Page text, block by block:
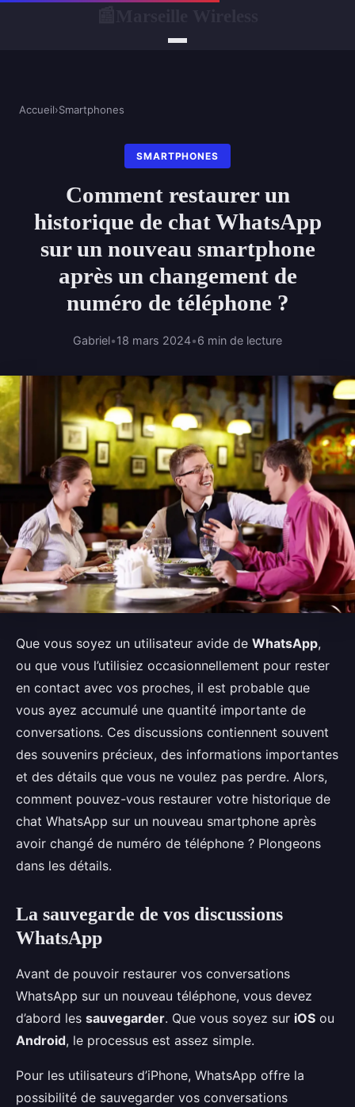
Accueil›Smartphones
SMARTPHONES
Comment restaurer un
historique de chat WhatsApp
sur un nouveau smartphone
après un changement de
numéro de téléphone ?
Gabriel•18 mars 2024•6 min de lecture
Que vous soyez un utilisateur avide de WhatsApp,
ou que vous l’utilisiez occasionnellement pour rester
en contact avec vos proches, il est probable que
vous ayez accumulé une quantité importante de
conversations. Ces discussions contiennent souvent
des souvenirs précieux, des informations importantes
et des détails que vous ne voulez pas perdre. Alors,
comment pouvez-vous restaurer votre historique de
chat WhatsApp sur un nouveau smartphone après
avoir changé de numéro de téléphone ? Plongeons
dans les détails.
La sauvegarde de vos discussions
WhatsApp
Avant de pouvoir restaurer vos conversations
WhatsApp sur un nouveau téléphone, vous devez
d’abord les sauvegarder. Que vous soyez sur iOS ou
Android, le processus est assez simple.
Pour les utilisateurs d’iPhone, WhatsApp offre la
possibilité de sauvegarder vos conversations